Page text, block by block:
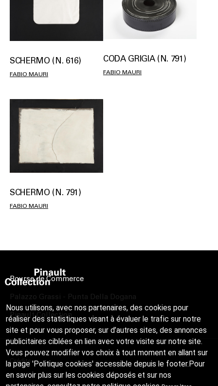
SCHERMO (N. 616)
FABIO MAURI
CODA GRIGIA (N. 791)
FABIO MAURI
SCHERMO (N. 791)
FABIO MAURI
Bourse de Commerce
Palazzo Grassi - Punta Della Dogana
Pinault Collection
Crédits
Nous utilisons, avec nos partenaires, des cookies pour
réaliser des statistiques visant à évaluer le trafic sur notre
site et pour vous proposer, sur d’autres sites, des annonces
publicitaires ciblées en lien avec votre visite sur notre site.
Vous pouvez modifier vos choix à tout moment en allant sur
la page 'Politique cookies' accessible depuis le footer.Pour
en savoir plus sur les cookies déposés et sur nos